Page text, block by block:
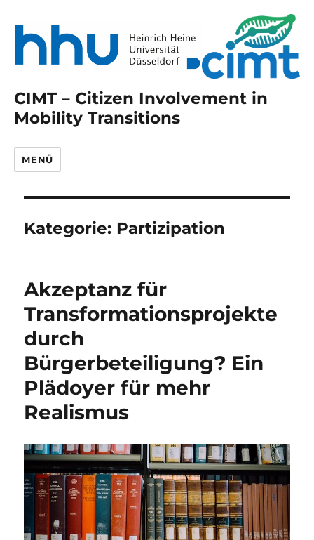
CIMT – Citizen Involvement in
Mobility Transitions
MENÜ
Kategorie: Partizipation
Akzeptanz für
Transformationsprojekte
durch
Bürgerbeteiligung? Ein
Plädoyer für mehr
Realismus